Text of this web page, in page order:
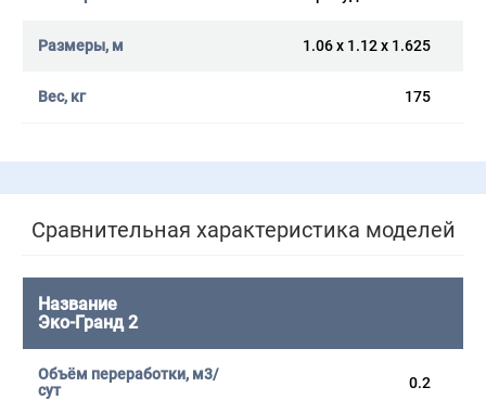
1.06 x 1.12 x 1.625
175
Сравнительная характеристика моделей
Эко-Гранд 2
0.2